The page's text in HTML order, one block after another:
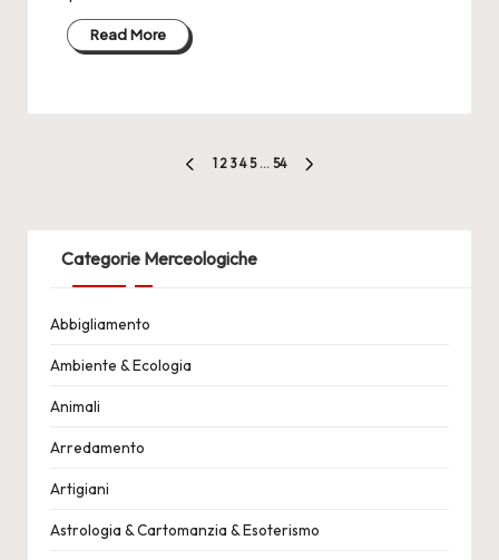
Read More
Paginazione
articoli
PREVIOUS
1 2 3 4 5 … 54
Categorie Merceologiche
Abbigliamento
Ambiente & Ecologia
Animali
Arredamento
Artigiani
Astrologia & Cartomanzia & Esoterismo